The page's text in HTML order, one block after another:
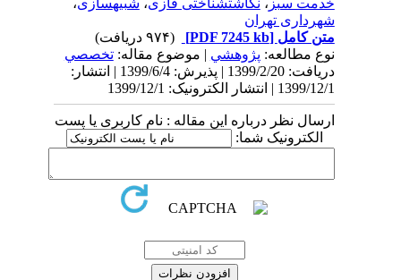
خدمت سبز، نگاشت‎شناختی فازی ،شبیه‎سازی
،
شهرداری تهران
متن کامل[PDF 7245 kb]
نوع مطالعه:پژوهشي| موضوع مقاله:تخصصي
دریافت: 1399/2/20 | پذیرش: 1399/6/4 | انتشار:
1399/12/1 | انتشار الکترونیک: 1399/12/1
ارسال نظر درباره این مقاله : نام کاربری یا پست
الکترونیک شما: